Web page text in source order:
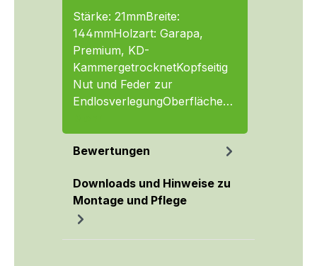
Stärke: 21mmBreite:
144mmHolzart: Garapa,
Premium, KD-
KammergetrocknetKopfseitig
Nut und Feder zur
EndlosverlegungOberfläche…
Bewertungen
Downloads und Hinweise zu
Montage und Pflege